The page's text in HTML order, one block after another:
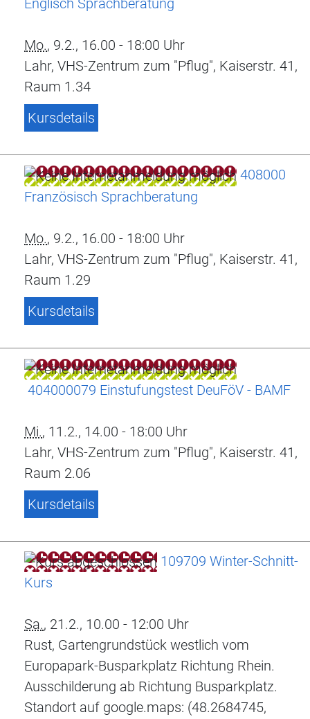
Englisch Sprachberatung
Mo., 9.2., 16.00 - 18:00 Uhr
Lahr, VHS-Zentrum zum "Pflug", Kaiserstr. 41,
Raum 1.34
Kursdetails
408000
Französisch Sprachberatung
Mo., 9.2., 16.00 - 18:00 Uhr
Lahr, VHS-Zentrum zum "Pflug", Kaiserstr. 41,
Raum 1.29
Kursdetails
404000079 Einstufungstest DeuFöV - BAMF
Mi., 11.2., 14.00 - 18:00 Uhr
Lahr, VHS-Zentrum zum "Pflug", Kaiserstr. 41,
Raum 2.06
Kursdetails
109709 Winter-Schnitt-
Kurs
Sa., 21.2., 10.00 - 12:00 Uhr
Rust, Gartengrundstück westlich vom
Europapark-Busparkplatz Richtung Rhein.
Ausschilderung ab Richtung Busparkplatz.
Standort auf google.maps: (48.2684745,